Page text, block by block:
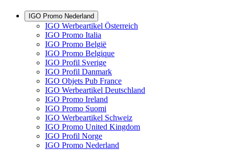
IGO Promo Nederland
IGO Werbeartikel Österreich
IGO Promo Italia
IGO Promo België
IGO Promo Belgique
IGO Profil Sverige
IGO Profil Danmark
IGO Objets Pub France
IGO Werbeartikel Deutschland
IGO Promo Ireland
IGO Promo Suomi
IGO Werbeartikel Schweiz
IGO Promo United Kingdom
IGO Profil Norge
IGO Promo Nederland